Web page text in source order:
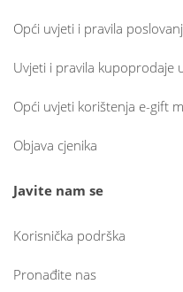
Opći uvjeti i pravila
Uvjeti i pravila kupoprodaje
Opći uvjeti korištenja e-gift
Objava cjenika
Javite nam se
Korisnička podrška
Pronađite nas